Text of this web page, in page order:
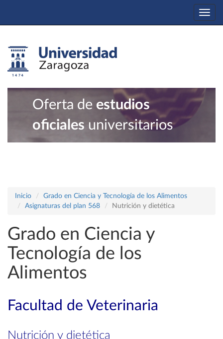
Oferta de estudios
oficiales universitarios
Inicio
Grado en Ciencia y Tecnología de los Alimentos
Asignaturas del plan 568
Nutrición y dietética
Grado en Ciencia y
Tecnología de los
Alimentos
Facultad de Veterinaria
Nutrición y dietética